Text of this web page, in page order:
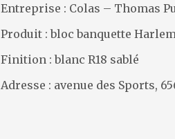
Entreprise : Colas – Thomas
Produit : bloc banquette
Finition : blanc R18 sablé
Adresse : avenue des Sports,